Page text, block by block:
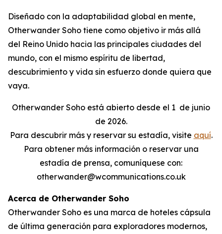
Diseñado con la adaptabilidad global en mente,
Otherwander Soho tiene como objetivo ir más allá
del Reino Unido hacia las principales ciudades del
mundo, con el mismo espíritu de libertad,
descubrimiento y vida sin esfuerzo donde quiera que
vaya.
Otherwander Soho está abierto desde el 1 de junio
de 2026.
Para descubrir más y reservar su estadía, visite aquí.
Para obtener más información o reservar una
estadía de prensa, comuníquese con:
otherwander@wcommunications.co.uk
Acerca de Otherwander Soho
Otherwander Soho es una marca de hoteles cápsula
de última generación para exploradores modernos,